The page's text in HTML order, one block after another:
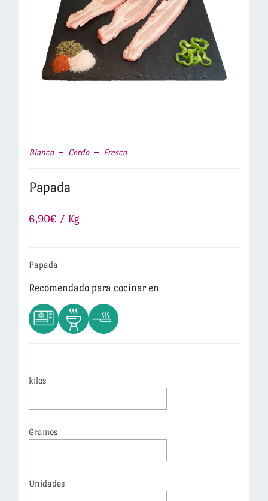
Blanco Cerdo Fresco
Papada
6,90€ / Kg
Papada
Recomendado para cocinar en
kilos
Gramos
Unidades